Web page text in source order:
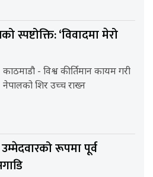
स्पष्टोक्ति: ‘विवादमा मेरो
काठमाडौ - विश्व कीर्तिमान कायम गरी
नेपालको शिर उच्च राख्न
उम्मेदवारको रूपमा पूर्व